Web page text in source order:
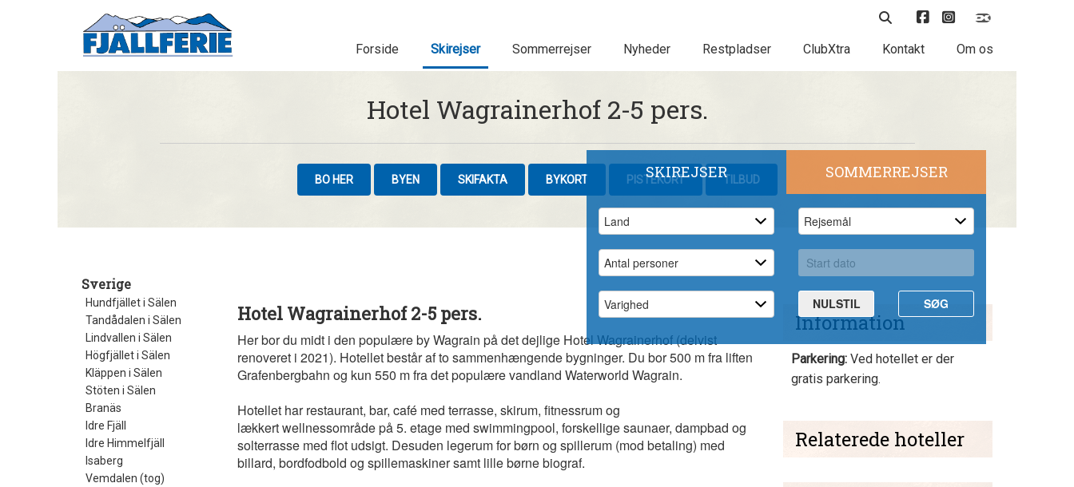
Forside Skirejser Sommerrejser Nyheder Restpladser ClubXtra Kontakt Om os
SKIREJSER SOMMERREJSER
NULSTIL SØG
Hotel Wagrainerhof 2-5 pers.
BO HER BYEN SKIFAKTA BYKORT PISTEKORT TILBUD
Sverige
Hundfjället i Sälen
Tandådalen i Sälen
Lindvallen i Sälen
Högfjället i Sälen
Kläppen i Sälen
Stöten i Sälen
Branäs
Idre Fjäll
Idre Himmelfjäll
Isaberg
Vemdalen (tog)
Hotel Wagrainerhof 2-5 pers.
Her bor du midt i den populære by Wagrain på det dejlige Hotel Wagrainerhof (delvist
renoveret i 2021). Hotellet består af to sammenhængende bygninger. Du bor 500 m fra liften
Grafenbergbahn og kun 550 m fra det populære vandland Waterworld Wagrain.
Hotellet har restaurant, bar, café med terrasse, skirum, fitnessrum og
lækkertwellnessområde på 5. etage med swimmingpool, forskellige saunaer, dampbad og
solterrasse med flot udsigt. Desuden legerum for børn og spillerum (mod betaling) med
billard, bordfodbold og spillemaskiner samt lille børne biograf.
Information
Parkering: Ved hotellet er der
gratis parkering.
Relaterede hoteller